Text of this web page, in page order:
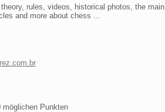
rules, videos, historical photos, the main
and more about chess ...
Punkten